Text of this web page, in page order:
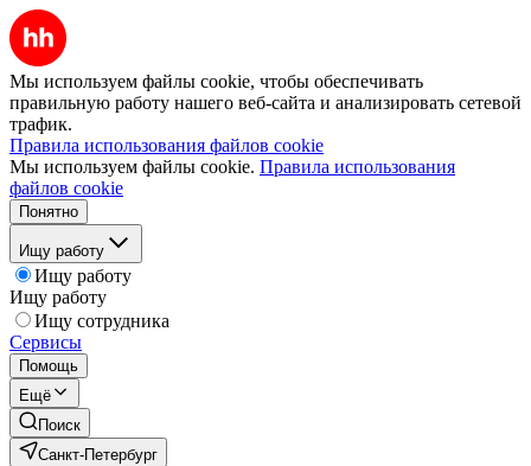
Мы используем файлы cookie, чтобы обеспечивать
правильную работу нашего веб-сайта и анализировать сетевой
трафик.
Правила использования файлов cookie
Мы используем файлы cookie. Правила использования
файлов cookie
Понятно
Ищу работу
Ищу работу
Ищу работу
Ищу сотрудника
Сервисы
Помощь
Ещё
Поиск
Санкт-Петербург